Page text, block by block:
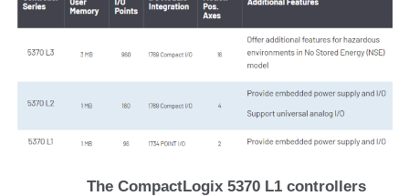
The CompactLogix 5370 L1 controllers